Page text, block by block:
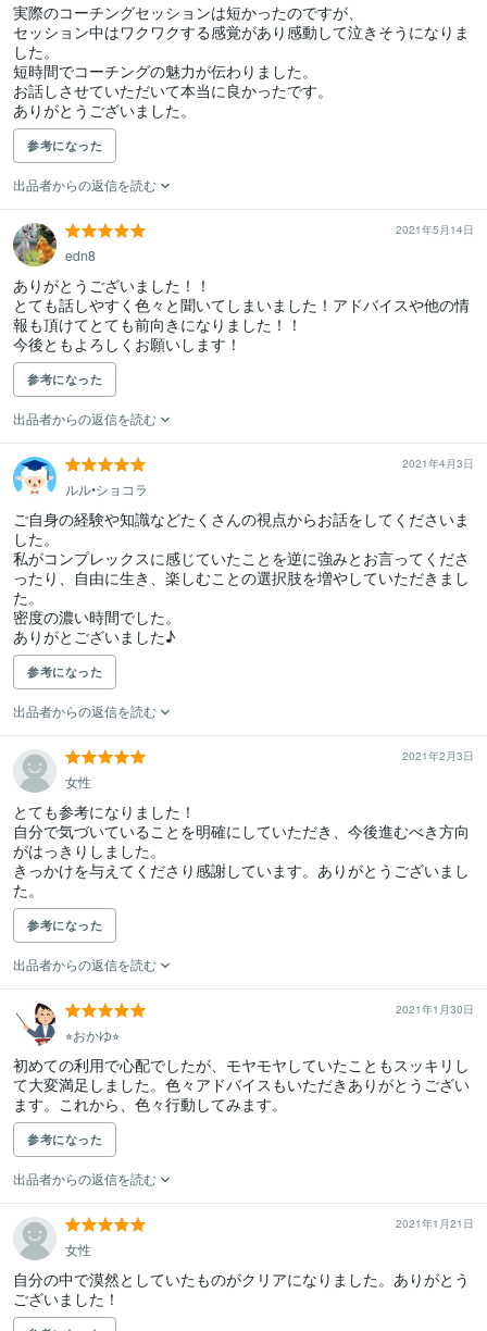
実際のコーチングセッションは短かったのですが、
セッション中はワクワクする感覚があり感動して泣きそうになりま
した。
短時間でコーチングの魅力が伝わりました。
お話しさせていただいて本当に良かったです。
ありがとうございました。
参考になった
出品者からの返信を読む
2021年5月14日
edn8
ありがとうございました！！
とても話しやすく色々と聞いてしまいました！アドバイスや他の情
報も頂けてとても前向きになりました！！
今後ともよろしくお願いします！
参考になった
出品者からの返信を読む
2021年4月3日
ルル•ショコラ
ご自身の経験や知識などたくさんの視点からお話をしてくださいま
した。
私がコンプレックスに感じていたことを逆に強みとお言ってくださ
ったり、自由に生き、楽しむことの選択肢を増やしていただきまし
た。
密度の濃い時間でした。
ありがとございました♪
参考になった
出品者からの返信を読む
2021年2月3日
女性
とても参考になりました！
自分で気づいていることを明確にしていただき、今後進むべき方向
がはっきりしました。
きっかけを与えてくださり感謝しています。ありがとうございまし
た。
参考になった
出品者からの返信を読む
2021年1月30日
⭐︎おかゆ⭐︎
初めての利用で心配でしたが、モヤモヤしていたこともスッキリし
て大変満足しました。色々アドバイスもいただきありがとうござい
ます。これから、色々行動してみます。
参考になった
出品者からの返信を読む
2021年1月21日
女性
自分の中で漠然としていたものがクリアになりました。ありがとう
ございました！